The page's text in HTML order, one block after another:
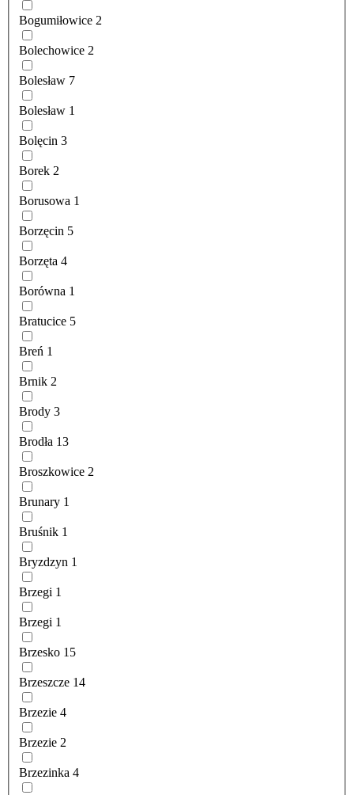
Bogumiłowice 2
Bolechowice 2
Bolesław 7
Bolesław 1
Bolęcin 3
Borek 2
Borusowa 1
Borzęcin 5
Borzęta 4
Borówna 1
Bratucice 5
Breń 1
Brnik 2
Brody 3
Brodła 13
Broszkowice 2
Brunary 1
Bruśnik 1
Bryzdzyn 1
Brzegi 1
Brzegi 1
Brzesko 15
Brzeszcze 14
Brzezie 4
Brzezie 2
Brzezinka 4